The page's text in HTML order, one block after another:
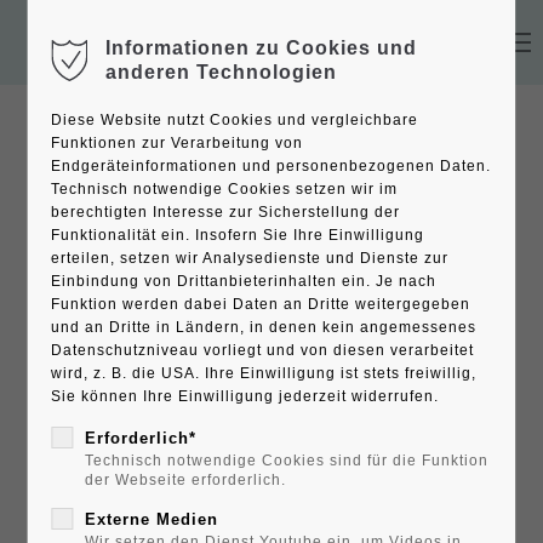
Der Eintrag "offcanvas-col1" existiert leider nicht.
Der Eintrag "offcanvas-col2" existiert leider nicht.
Der Eintrag "offcanvas-col3" existiert leider nicht.
Der Eintrag "offcanvas-col4" existiert leider nicht.
Informationen zu Cookies und
anderen Technologien
Diese Website nutzt Cookies und vergleichbare
Funktionen zur Verarbeitung von
Endgeräteinformationen und personenbezogenen Daten.
Technisch notwendige Cookies setzen wir im
berechtigten Interesse zur Sicherstellung der
Funktionalität ein. Insofern Sie Ihre Einwilligung
erteilen, setzen wir Analysedienste und Dienste zur
Einbindung von Drittanbieterinhalten ein. Je nach
Funktion werden dabei Daten an Dritte weitergegeben
und an Dritte in Ländern, in denen kein angemessenes
Datenschutzniveau vorliegt und von diesen verarbeitet
wird, z. B. die USA. Ihre Einwilligung ist stets freiwillig,
Sie können Ihre Einwilligung jederzeit widerrufen.
Erforderlich*
Technisch notwendige Cookies sind für die Funktion
der Webseite erforderlich.
Externe Medien